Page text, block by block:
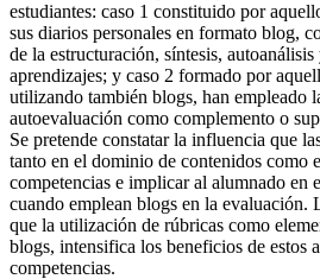
estudiantes: caso 1 constituido por
sus diarios personales en formato blog,
de la estructuración, síntesis,
aprendizajes; y caso 2 formado por
utilizando también blogs, han empleado
autoevaluación como complemento o
Se pretende constatar la influencia que
tanto en el dominio de contenidos como
competencias e implicar al alumnado en
cuando emplean blogs en la evaluación.
que la utilización de rúbricas como
blogs, intensifica los beneficios de estos
competencias.